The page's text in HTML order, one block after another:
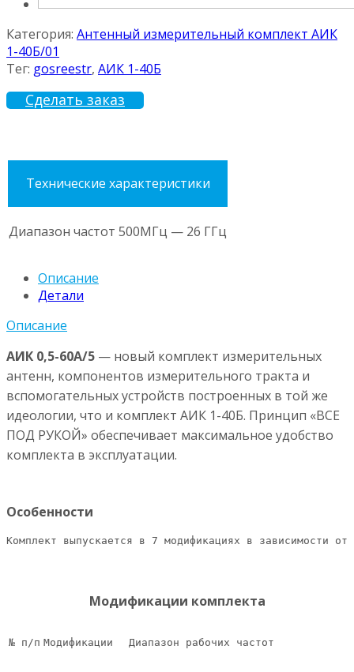
Категория: Антенный измерительный комплект АИК
1-40Б/01
Тег: gosreestr, АИК 1-40Б
Сделать заказ
Технические характеристики
Диапазон частот 500МГц — 26 ГГц
Описание
Детали
Описание
АИК 0,5-60А/5 — новый комплект измерительных
антенн, компонентов измерительного тракта и
вспомогательных устройств построенных в той же
идеологии, что и комплект АИК 1-40Б. Принцип «ВСЕ
ПОД РУКОЙ» обеспечивает максимальное удобство
комплекта в эксплуатации.
Особенности
Комплект выпускается в 7 модификациях в зависимости
Модификации комплекта
№ п/п Модификации Диапазон рабочих частот